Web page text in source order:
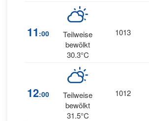
11 :00
Teilweise
bewölkt
30.3°C
1013
12:00
Teilweise
bewölkt
31.5°C
1012